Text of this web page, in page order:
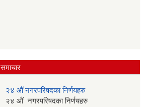
समाचार
२४ औं नगरपरिषदका निर्णयहरु
२४ औं नगरपरिषदका निर्णयहरु